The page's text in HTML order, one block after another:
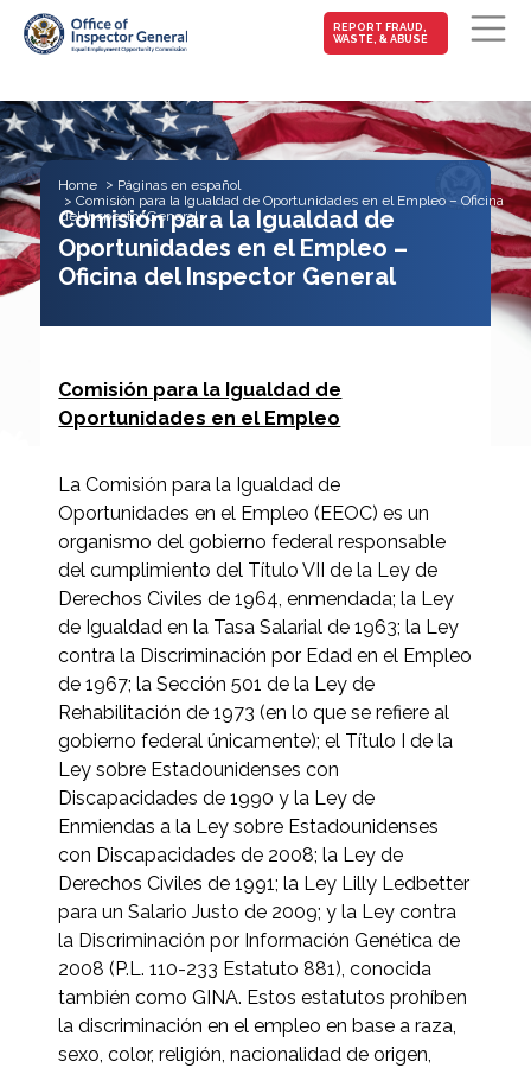
Skip to main content
MAIN-
FRAUD
REPORT FRAUD,
WASTE, & ABUSE
Home
Páginas en español
Comisión para la Igualdad de Oportunidades en el Empleo – Oficina
del Inspector General
Comisión para la Igualdad de
Oportunidades en el Empleo –
Oficina del Inspector General
Comisión para la Igualdad de
Oportunidades en el Empleo
La Comisión para la Igualdad de
Oportunidades en el Empleo (EEOC) es un
organismo del gobierno federal responsable
del cumplimiento del Título VII de la Ley de
Derechos Civiles de 1964, enmendada; la Ley
de Igualdad en la Tasa Salarial de 1963; la Ley
contra la Discriminación por Edad en el Empleo
de 1967; la Sección 501 de la Ley de
Rehabilitación de 1973 (en lo que se refiere al
gobierno federal únicamente); el Título I de la
Ley sobre Estadounidenses con
Discapacidades de 1990 y la Ley de
Enmiendas a la Ley sobre Estadounidenses
con Discapacidades de 2008; la Ley de
Derechos Civiles de 1991; la Ley Lilly Ledbetter
para un Salario Justo de 2009; y la Ley contra
la Discriminación por Información Genética de
2008 (P.L. 110-233 Estatuto 881), conocida
también como GINA. Estos estatutos prohíben
la discriminación en el empleo en base a raza,
sexo, color, religión, nacionalidad de origen,